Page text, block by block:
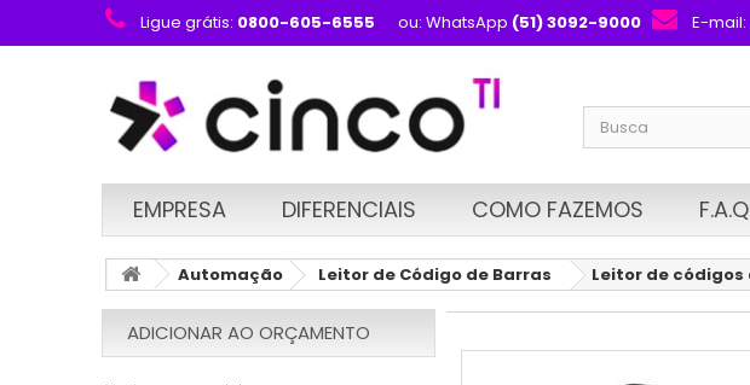
Ligue grátis: 0800-605-6555 ou: WhatsApp (51) 3092-9000 E-mail:
EMPRESA DIFERENCIAIS COMO FAZEMOS F.A.Q
Automação Leitor de Código de Barras Leitor de códigos
ADICIONAR AO ORÇAMENTO